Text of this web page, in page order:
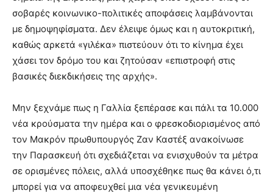
σοβαρές κοινωνικο-πολιτικές αποφάσεις λαμβάνονται
με δημοψηφίσματα. Δεν έλειψε όμως και η αυτοκριτική,
καθώς αρκετά «γιλέκα» πιστεύουν ότι το κίνημα έχει
χάσει τον δρόμο του και ζητούσαν «επιστροφή στις
βασικές διεκδικήσεις της αρχής».
Μην ξεχνάμε πως η Γαλλία ξεπέρασε και πάλι τα 10.000
νέα κρούσματα την ημέρα και ο φρεσκοδιορισμένος από
τον Μακρόν πρωθυπουργός Ζαν Καστέξ ανακοίνωσε
την Παρασκευή ότι σχεδιάζεται να ενισχυθούν τα μέτρα
σε ορισμένες πόλεις, αλλά υποσχέθηκε πως θα κάνει ό,τι
μπορεί για να αποφευχθεί μια νέα γενικευμένη